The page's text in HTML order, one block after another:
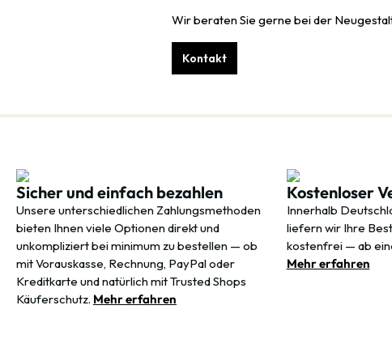
Wir beraten Sie gerne bei der
Kontakt
Sicher und einfach bezahlen
Unsere unterschiedlichen Zahlungsmethoden
bieten Ihnen viele Optionen direkt und
unkompliziert bei minimum zu bestellen — ob
mit Vorauskasse, Rechnung, PayPal oder
Kreditkarte und natürlich mit Trusted Shops
Käuferschutz. Mehr erfahren
Kostenloser
Innerhalb
liefern wir Ihre
kostenfrei — ab
Mehr erfahren